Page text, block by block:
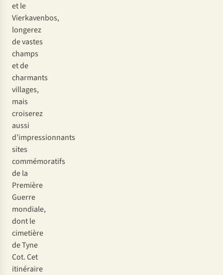
et le
Vierkavenbos,
longerez
de vastes
champs
et de
charmants
villages,
mais
croiserez
aussi
d’impressionnants
sites
commémoratifs
de la
Première
Guerre
mondiale,
dont le
cimetière
de Tyne
Cot. Cet
itinéraire